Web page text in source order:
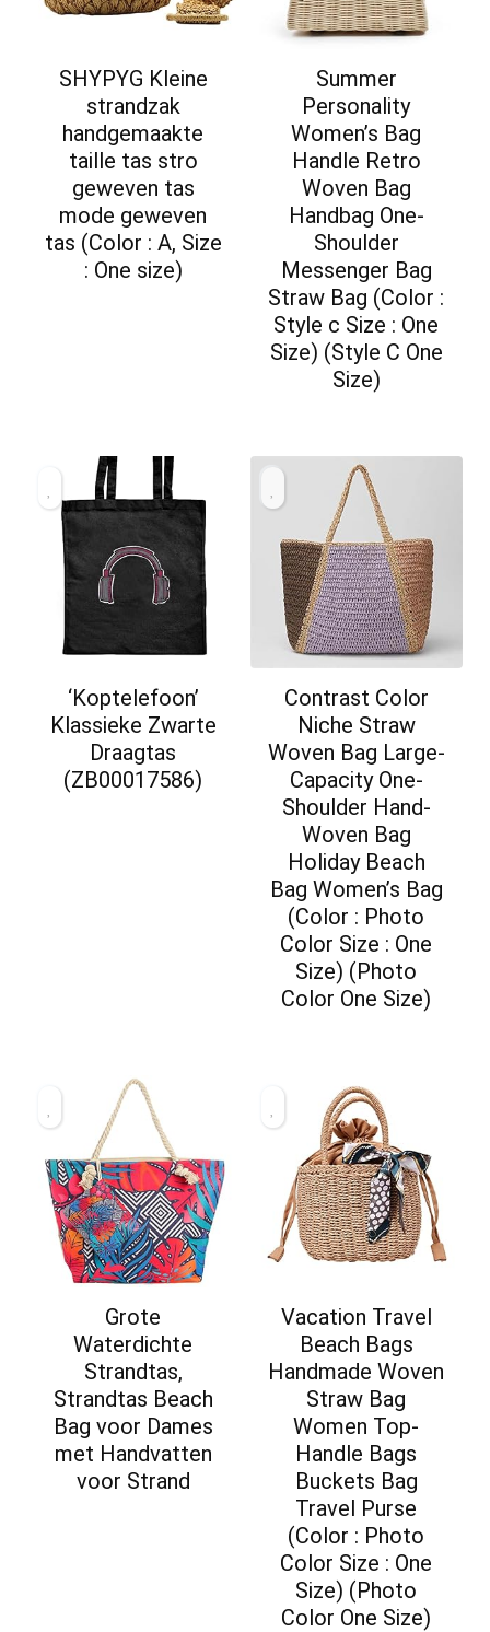
SHYPYG Kleine
strandzak
handgemaakte
taille tas stro
geweven tas
mode geweven
tas (Color : A, Size
: One size)
Summer
Personality
Women’s Bag
Handle Retro
Woven Bag
Handbag One-
Shoulder
Messenger Bag
Straw Bag (Color :
Style c Size : One
Size) (Style C One
Size)
‘Koptelefoon’
Klassieke Zwarte
Draagtas
(ZB00017586)
Contrast Color
Niche Straw
Woven Bag Large-
Capacity One-
Shoulder Hand-
Woven Bag
Holiday Beach
Bag Women’s Bag
(Color : Photo
Color Size : One
Size) (Photo
Color One Size)
Grote
Waterdichte
Strandtas,
Strandtas Beach
Bag voor Dames
met Handvatten
voor Strand
Vacation Travel
Beach Bags
Handmade Woven
Straw Bag
Women Top-
Handle Bags
Buckets Bag
Travel Purse
(Color : Photo
Color Size : One
Size) (Photo
Color One Size)